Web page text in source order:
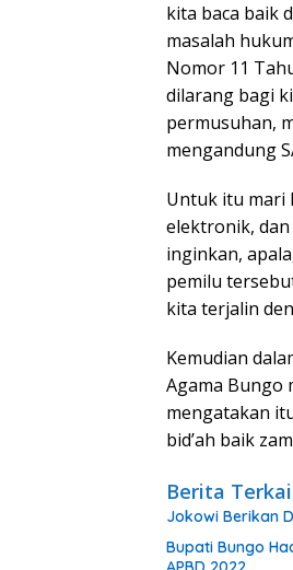
kita baca baik
masalah
Nomor 11
dilarang bagi
permusuhan,
mengandung
Untuk itu mari
elektronik,
inginkan,
pemilu
kita terjalin
Kemudian
Agama Bungo
mengatakan
bid’ah baik
Berita
Jokowi Berikan
Bupati Bungo